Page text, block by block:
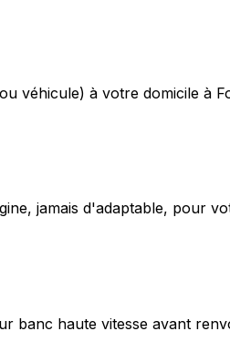
véhicule) à votre domicile à
jamais d'adaptable, pour
banc haute vitesse avant